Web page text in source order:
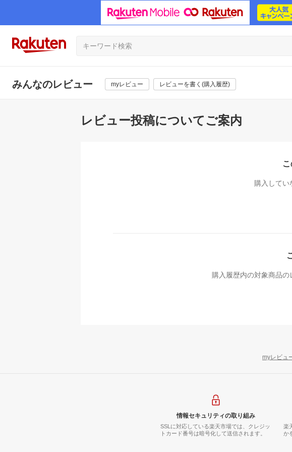
みんなのレビュー myレビュー レビューを書く(購入履歴)
レビュー投稿についてご案内
購入してい
購入履歴内の対象商品の
myレビュ
情報セキュリティの取り組み
SSLに対応している楽天市場では、クレジッ
トカード番号は暗号化して送信されます。
楽
か